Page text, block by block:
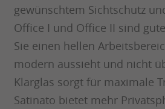
gewünschtem Sichtschutz
Office I und Office II sind
Sie einen hellen
modern aussieht und nicht
Klarglas sorgt für maximale
Satinato bietet mehr